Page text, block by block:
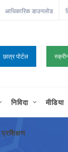
आधिकारिक डाउनलोड
छात्र पोर्टल
निविदा मीडिया
प्रशिक्षण